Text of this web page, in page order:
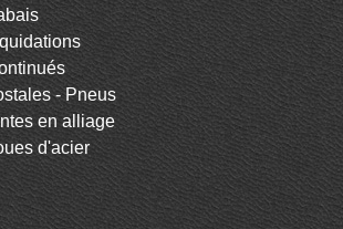
- Pneus
en alliage
d'acier